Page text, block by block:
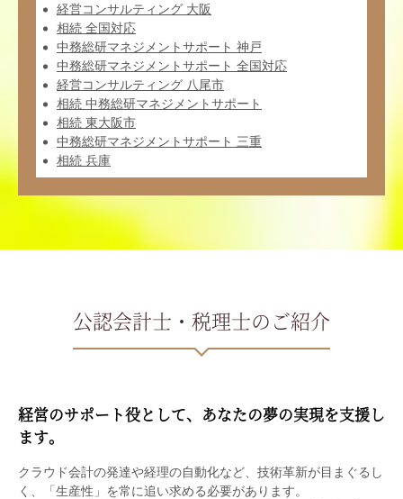
経営コンサルティング 大阪
相続 全国対応
中務総研マネジメントサポート 神戸
中務総研マネジメントサポート 全国対応
経営コンサルティング 八尾市
相続 中務総研マネジメントサポート
相続 東大阪市
中務総研マネジメントサポート 三重
相続 兵庫
公認会計士・税理士のご紹介
経営のサポート役として、あなたの夢の実現を支援し
ます。
クラウド会計の発達や経理の自動化など、技術革新が目まぐるし
く、「生産性」を常に追い求める必要があります。